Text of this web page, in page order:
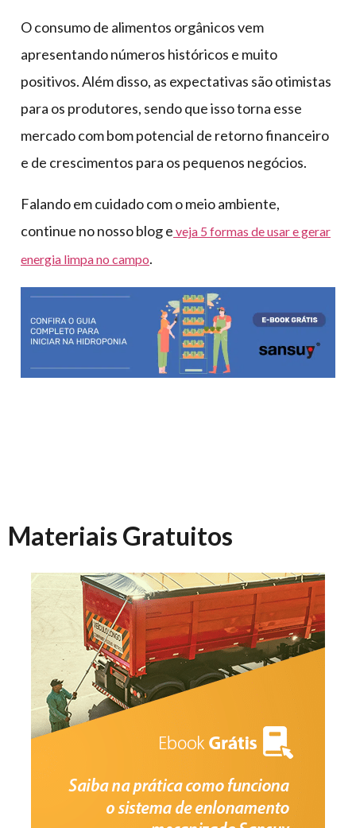
O consumo de alimentos orgânicos vem
apresentando números históricos e muito
positivos. Além disso, as expectativas são otimistas
para os produtores, sendo que isso torna esse
mercado com bom potencial de retorno financeiro
e de crescimentos para os pequenos negócios.
Falando em cuidado com o meio ambiente,
continue no nosso blog e veja 5 formas de usar e gerar
energia limpa no campo.
Materiais Gratuitos